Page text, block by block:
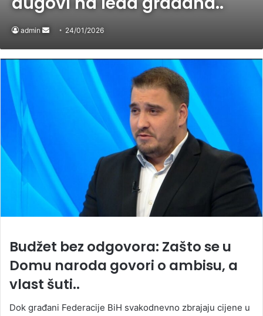
admin
Send
email
24/01/2026
Budžet bez odgovora: Zašto se u
Domu naroda govori o ambisu, a
vlast šuti..
Dok građani Federacije BiH svakodnevno zbrajaju cijene u